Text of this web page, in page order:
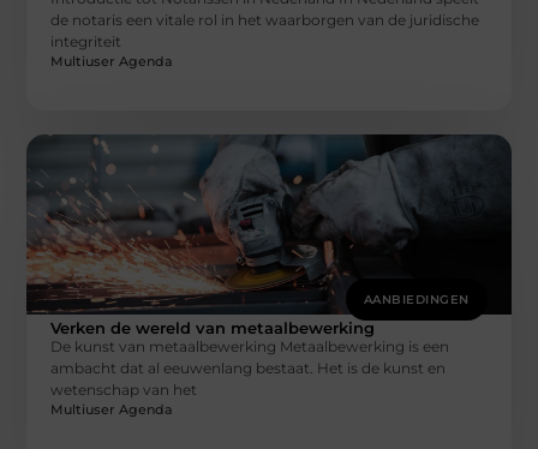
de notaris een vitale rol in het waarborgen van de juridische
integriteit
Multiuser Agenda
AANBIEDINGEN
Verken de wereld van metaalbewerking
De kunst van metaalbewerking Metaalbewerking is een
ambacht dat al eeuwenlang bestaat. Het is de kunst en
wetenschap van het
Multiuser Agenda